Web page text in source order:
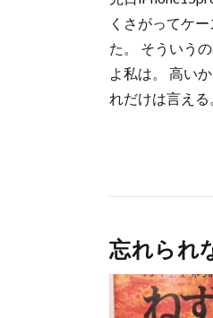
くさがってケ
た。 そういう
よ私は。 高い
れだけは言え
忘れられ